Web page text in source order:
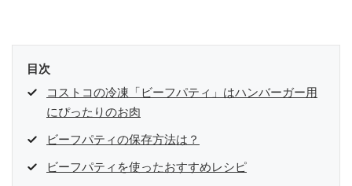
目次
コストコの冷凍「ビーフパティ」はハンバーガー用
にぴったりのお肉
ビーフパティの保存方法は？
ビーフパティを使ったおすすめレシピ